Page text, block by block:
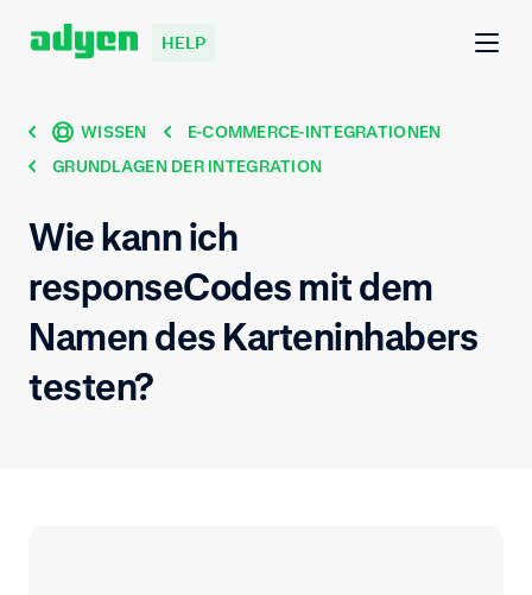
HELP
WISSEN
E-COMMERCE-INTEGRATIONEN
GRUNDLAGEN DER INTEGRATION
Wie kann ich
responseCodes mit dem
Namen des Karteninhabers
testen?